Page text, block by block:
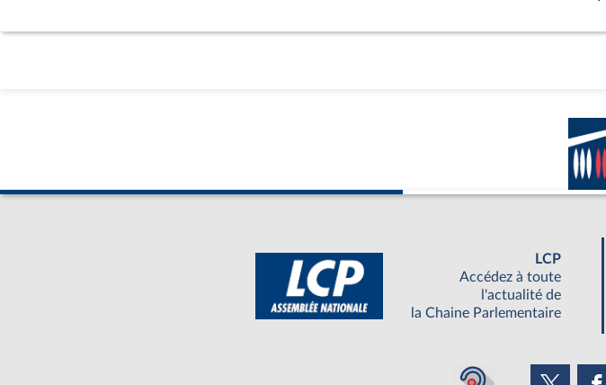
LCP
Accédez à toute
l'actualité de
la Chaine Parlementaire